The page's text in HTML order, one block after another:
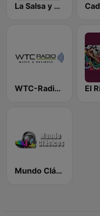
La Salsa y Sus Cosas Radio
WTC-Radio Canal 2
Mundo Clásicos